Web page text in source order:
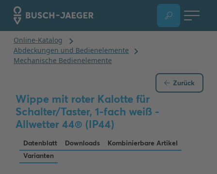
Zurück
Wippe mit roter Kalotte für
Schalter/Taster, 1-fach weiß -
Allwetter 44® (IP44)
Datenblatt Downloads
Kombinierbare Artikel
Varianten